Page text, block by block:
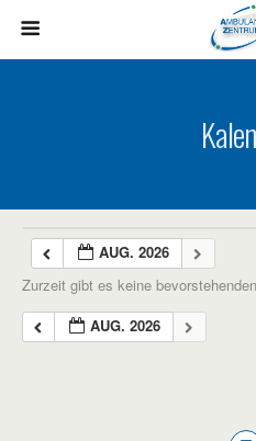
AUG. 2026
Zurzeit gibt es keine
AUG. 2026